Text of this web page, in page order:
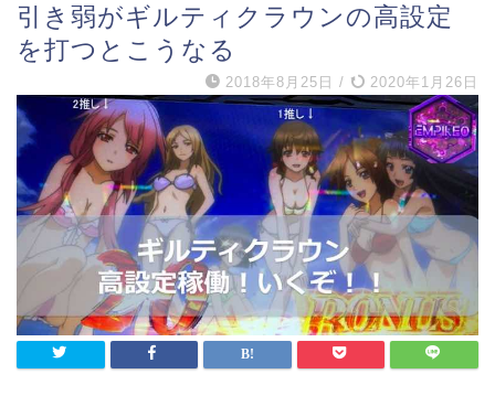
引き弱がギルティクラウンの高設定
を打つとこうなる
2018年8月25日 / 2020年1月26日